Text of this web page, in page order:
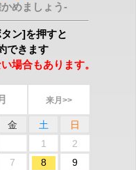
めましょう-
ン]を押すと
できます
場合もあります。
来月>>
金 土
日
1
2
7 8 9